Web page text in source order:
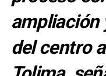
ampliación
del centro